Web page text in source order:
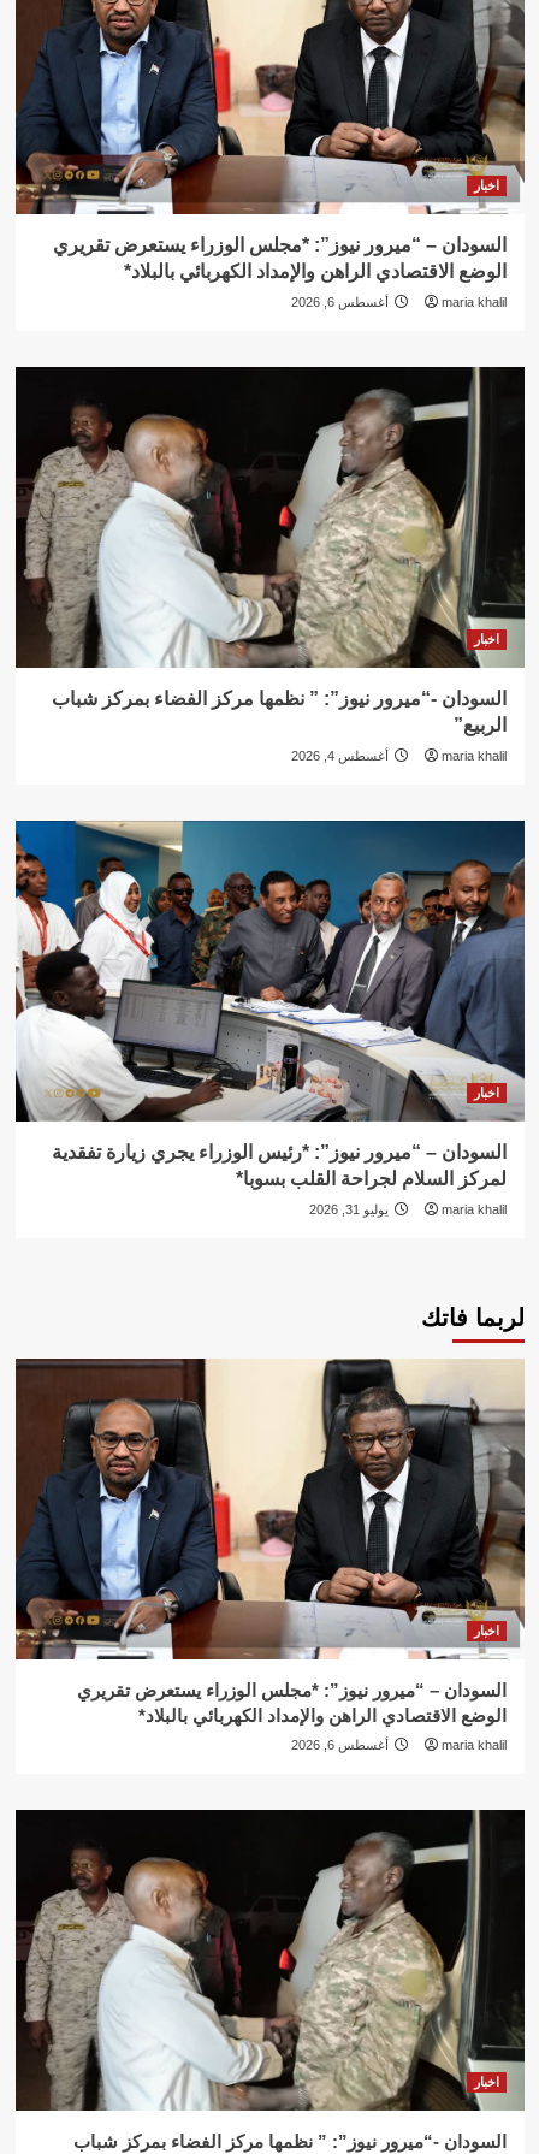
اخبار
السودان – “ميرور نيوز”: *مجلس الوزراء يستعرض تقريري
الوضع الاقتصادي الراهن والإمداد الكهربائي بالبلاد*
maria khalil أغسطس 6, 2026
اخبار
السودان -“ميرور نيوز”: ” نظمها مركز الفضاء بمركز شباب
الربيع”
maria khalil أغسطس 4, 2026
اخبار
السودان – “ميرور نيوز”: *رئيس الوزراء يجري زيارة تفقدية
لمركز السلام لجراحة القلب بسوبا*
maria khalil يوليو 31, 2026
لربما فاتك
اخبار
السودان – “ميرور نيوز”: *مجلس الوزراء يستعرض تقريري
الوضع الاقتصادي الراهن والإمداد الكهربائي بالبلاد*
maria khalil أغسطس 6, 2026
اخبار
السودان -“ميرور نيوز”: ” نظمها مركز الفضاء بمركز شباب